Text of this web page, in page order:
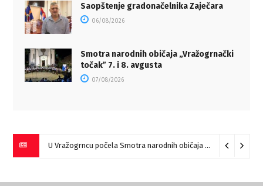
Saopštenje gradonačelnika Zaječara
06/08/2026
Smotra narodnih običaja „Vražogrnački
točakˮ 7. i 8. avgusta
07/08/2026
U Vražogrncu počela Smotra narodnih običaja „Vražogrnački točak“